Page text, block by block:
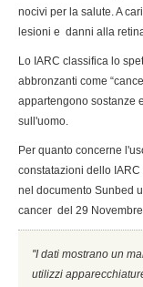
nocivi per la salute. A
lesioni e danni alla
Lo IARC classifica lo
abbronzanti come
appartengono sostanze
sull'uomo.
Per quanto concerne
constatazioni dello
nel documento Sunbed
cancer del 29
''I dati mostrano un
utilizzi